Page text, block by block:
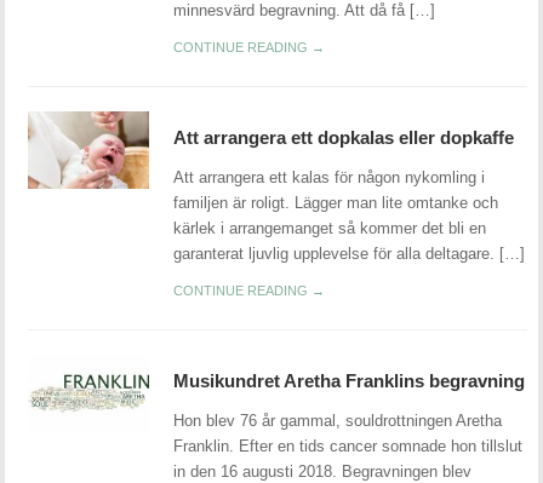
minnesvärd begravning. Att då få […]
CONTINUE READING →
Att arrangera ett dopkalas eller dopkaffe
Att arrangera ett kalas för någon nykomling i
familjen är roligt. Lägger man lite omtanke och
kärlek i arrangemanget så kommer det bli en
garanterat ljuvlig upplevelse för alla deltagare. […]
CONTINUE READING →
Musikundret Aretha Franklins begravning
Hon blev 76 år gammal, souldrottningen Aretha
Franklin. Efter en tids cancer somnade hon tillslut
in den 16 augusti 2018. Begravningen blev